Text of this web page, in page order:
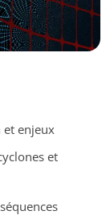
enjeux
et